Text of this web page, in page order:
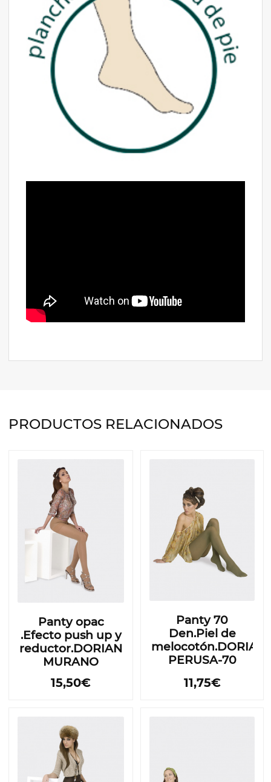
PRODUCTOS RELACIONADOS
Panty opac
.Efecto push up y
reductor.DORIAN
MURANO
15,50€
Panty 70
Den.Piel de
melocotón.DORIAN
PERUSA-70
11,75€